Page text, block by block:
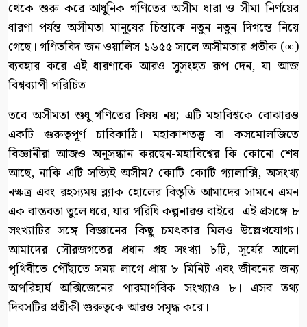
থেকে শুরু করে আধুনিক গণিতের অসীম ধারা ও সীমা নির্ণয়ের
ধারণা পর্যন্ত অসীমতা মানুষের চিন্তাকে নতুন নতুন দিগন্তে নিয়ে
গেছে। গণিতবিদ জন ওয়ালিস ১৬৫৫ সালে অসীমতার প্রতীক (∞)
ব্যবহার করে এই ধারণাকে আরও সুসংহত রূপ দেন, যা আজ
বিশ্বব্যাপী পরিচিত।
তবে অসীমতা শুধু গণিতের বিষয় নয়; এটি মহাবিশ্বকে বোঝারও
একটি গুরুত্বপূর্ণ চাবিকাঠি। মহাকাশতত্ত্ব বা কসমোলজিতে
বিজ্ঞানীরা আজও অনুসন্ধান করছেন-মহাবিশ্বের কি কোনো শেষ
আছে, নাকি এটি সত্যিই অসীম? কোটি কোটি গ্যালাক্সি, অসংখ্য
নক্ষত্র এবং রহস্যময় ব্ল্যাক হোলের বিস্তৃতি আমাদের সামনে এমন
এক বাস্তবতা তুলে ধরে, যার পরিধি কল্পনারও বাইরে। এই প্রসঙ্গে ৮
সংখ্যাটির সঙ্গে বিজ্ঞানের কিছু চমৎকার মিলও উল্লেখযোগ্য।
আমাদের সৌরজগতের প্রধান গ্রহ সংখ্যা ৮টি, সূর্যের আলো
পৃথিবীতে পৌঁছাতে সময় লাগে প্রায় ৮ মিনিট এবং জীবনের জন্য
অপরিহার্য অক্সিজেনের পারমাণবিক সংখ্যাও ৮। এসব তথ্য
দিবসটির প্রতীকী গুরুত্বকে আরও সমৃদ্ধ করে।